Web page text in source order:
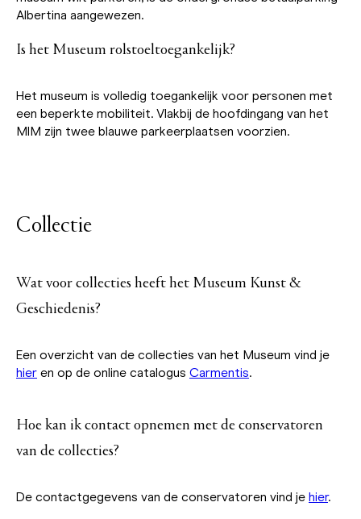
Albertina aangewezen.
Is het Museum rolstoeltoegankelijk?
Het museum is volledig toegankelijk voor personen met
een beperkte mobiliteit. Vlakbij de hoofdingang van het
MIM zijn twee blauwe parkeerplaatsen voorzien.
Collectie
Wat voor collecties heeft het Museum Kunst &
Geschiedenis?
Een overzicht van de collecties van het Museum vind je
hier en op de online catalogus Carmentis.
Hoe kan ik contact opnemen met de conservatoren
van de collecties?
De contactgegevens van de conservatoren vind je hier.